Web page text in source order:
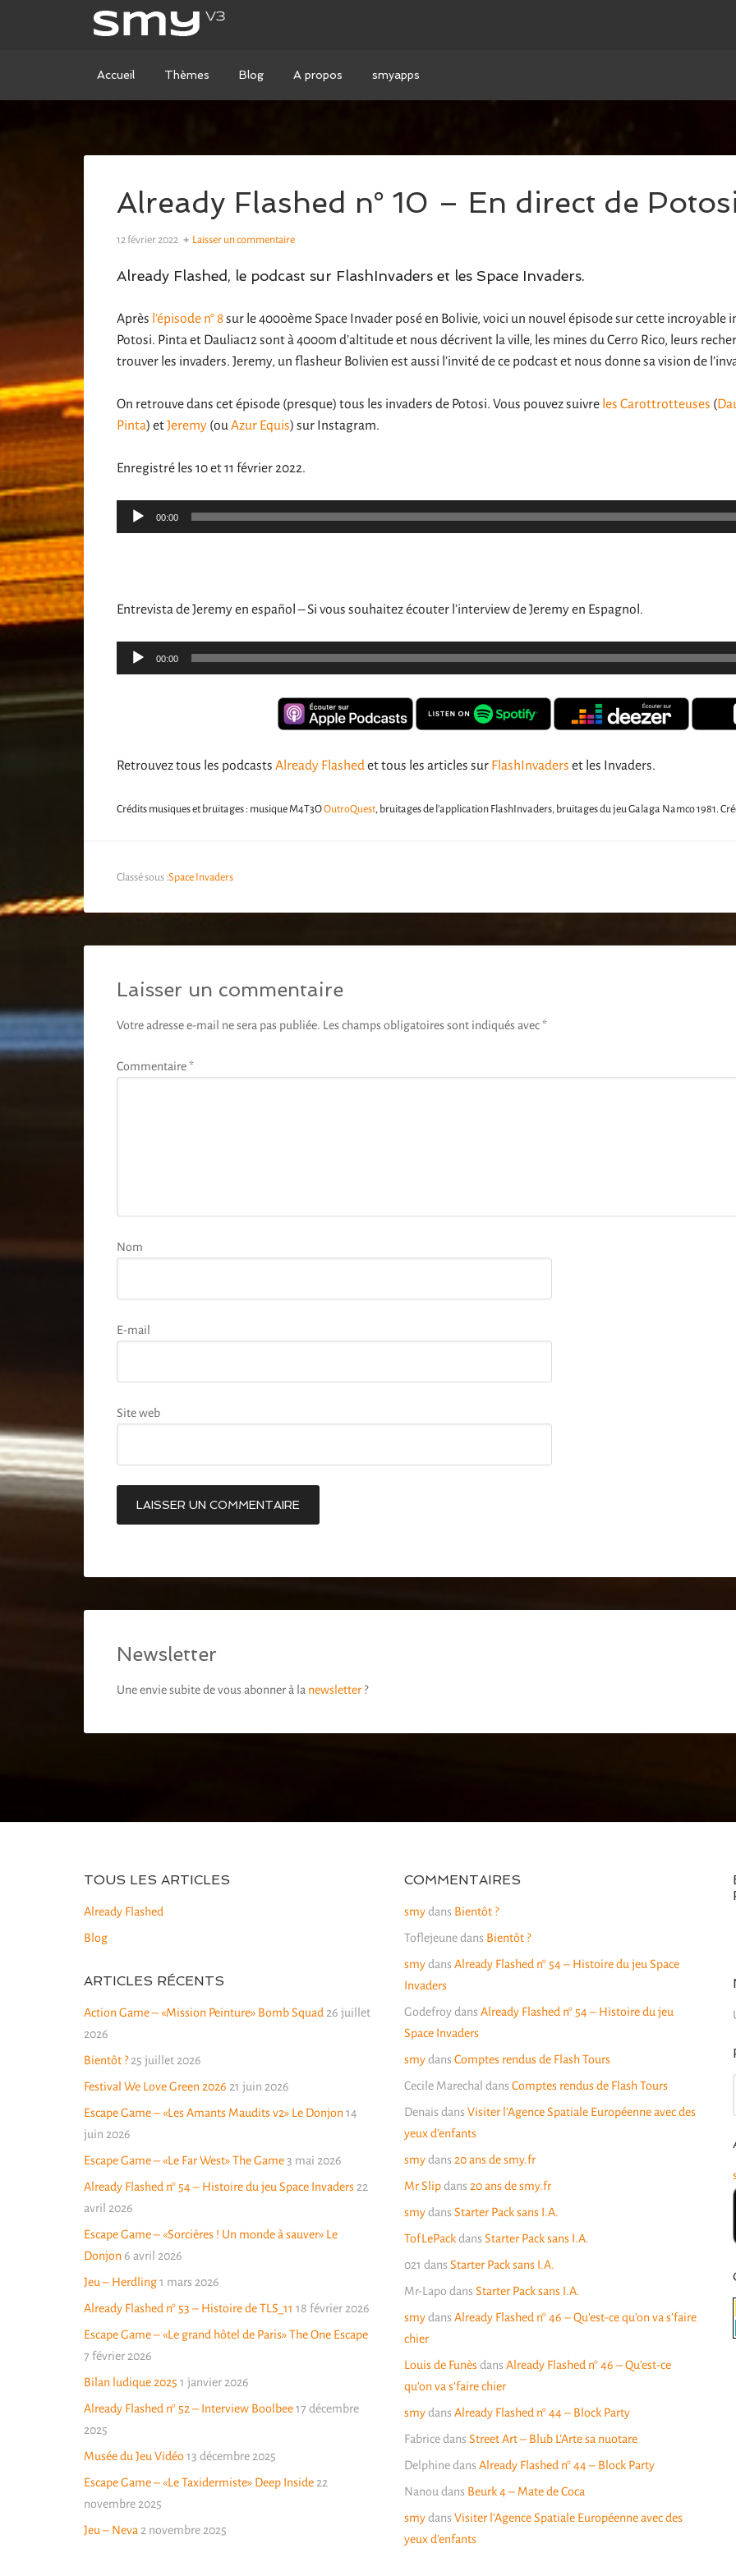
Accueil Thèmes Blog A propos smyapps
Already Flashed n° 10 – En direct de Potosi
12 février 2022 Laisser un commentaire
Already Flashed, le podcast sur FlashInvaders et les Space Invaders.
Après l’épisode n° 8sur le 4000ème Space Invader posé en Bolivie, voici un nouvel épisode sur cette incroyable
Potosi. Pinta et Dauliac12 sont à 4000m d’altitude et nous décrivent la ville, les mines du Cerro Rico, leurs
trouver les invaders. Jeremy, un flasheur Bolivien est aussi l’invité de ce podcast et nous donne sa vision de
On retrouve dans cet épisode (presque) tous les invaders de Potosi. Vous pouvez suivre les Carottrotteuses (
Pinta) etJeremy (ouAzur Equis) sur Instagram.
Enregistré les 10 et 11 février 2022.
Lecteur
audio
00:00
Entrevista de Jeremy en español – Si vous souhaitez écouter l’interview de Jeremy en Espagnol.
Lecteur
audio
00:00
Retrouvez tous les podcasts Already Flashedet tous les articles sur FlashInvaders et les Invaders.
Crédits musiques et bruitages : musique M4T3OOutroQuest, bruitages de l’application FlashInvaders, bruitages du jeu Galaga Namco 1981.
Classé sous :Space Invaders
Laisser un commentaire
Votre adresse e-mail ne sera pas publiée. Les champs obligatoires sont indiqués avec*
Commentaire*
Nom
E-mail
Site web
Newsletter
Une envie subite de vous abonner à la newsletter ?
TOUS LES ARTICLES
Already Flashed
Blog
ARTICLES RÉCENTS
Action Game – «Mission Peinture» Bomb Squad 26 juillet
2026
Bientôt ? 25 juillet 2026
Festival We Love Green 2026 21 juin 2026
Escape Game – «Les Amants Maudits v2» Le Donjon 14
juin 2026
Escape Game – «Le Far West» The Game3 mai 2026
Already Flashed n° 54 – Histoire du jeu Space Invaders 22
avril 2026
Escape Game – «Sorcières ! Un monde à sauver» Le
Donjon 6 avril 2026
Jeu – Herdling1 mars 2026
Already Flashed n° 53 – Histoire de TLS_11 18 février 2026
Escape Game – «Le grand hôtel de Paris» The One Escape
7 février 2026
Bilan ludique 2025 1 janvier 2026
Already Flashed n° 52 – Interview Boolbee17 décembre
2025
Musée du Jeu Vidéo13 décembre 2025
Escape Game – «Le Taxidermiste» Deep Inside 22
novembre 2025
Jeu – Neva 2 novembre 2025
COMMENTAIRES
smydans Bientôt ?
Toflejeunedans Bientôt ?
smydans Already Flashed n° 54 – Histoire du jeu Space
Invaders
Godefroydans Already Flashed n° 54 – Histoire du jeu
Space Invaders
smydans Comptes rendus de Flash Tours
Cecile Marechal dans Comptes rendus de Flash Tours
Denais dans Visiter l’Agence Spatiale Européenne avec des
yeux d’enfants
smydans 20 ans de smy.fr
Mr Slipdans 20 ans de smy.fr
smydans Starter Pack sans I.A.
TofLePackdans Starter Pack sans I.A.
021 dans Starter Pack sans I.A.
Mr-Lapo dans Starter Pack sans I.A.
smydans Already Flashed n° 46 – Qu’est-ce qu’on va s’faire
chier
Louis de Funèsdans Already Flashed n° 46 – Qu’est-ce
qu’on va s’faire chier
smydans Already Flashed n° 44 – Block Party
Fabricedans Street Art – Blub L’Arte sa nuotare
Delphinedans Already Flashed n° 44 – Block Party
Nanou dans Beurk 4 – Mate de Coca
smydans Visiter l’Agence Spatiale Européenne avec des
yeux d’enfants